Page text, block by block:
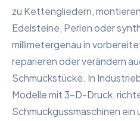
zu Kettengliedern,
Edelsteine, Perlen oder
millimetergenau in
reparieren oder verändern
Schmuckstücke. In
Modelle mit 3-D-Druck,
Schmuckgussmaschinen ein